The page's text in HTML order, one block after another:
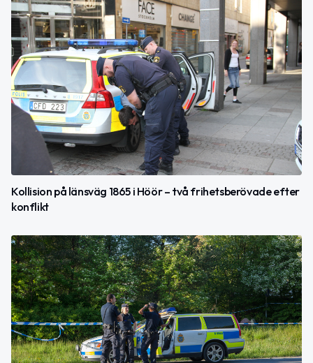
Kollision på länsväg 1865 i Höör – två frihetsberövade efter
konflikt